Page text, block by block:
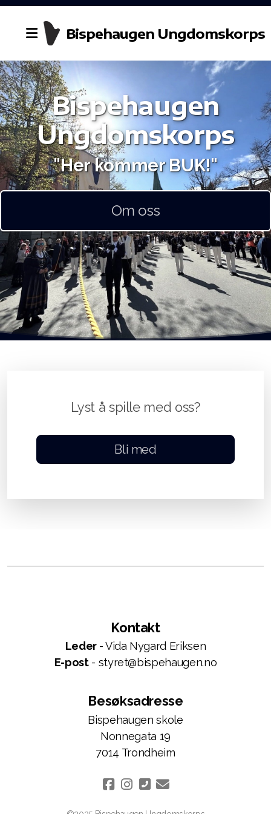
Bispehaugen Ungdomskorps
Bispehaugen
Ungdomskorps
"Her kommer BUK!"
Om oss
Lyst å spille med oss?
Bli med
Kontakt
Leder - Vida Nygard Eriksen
E-post- styret@bispehaugen.no
Besøksadresse
Bispehaugen skole
Nonnegata 19
7014 Trondheim
Historie
Styret
Dirigent
Kontakt oss